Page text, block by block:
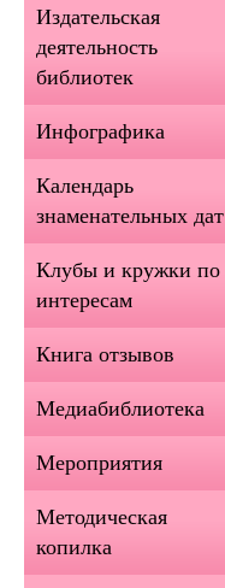
Издательская
деятельность
библиотек
Инфографика
Календарь
знаменательных дат
Клубы и кружки по
интересам
Книга отзывов
Медиабиблиотека
Мероприятия
Методическая
копилка